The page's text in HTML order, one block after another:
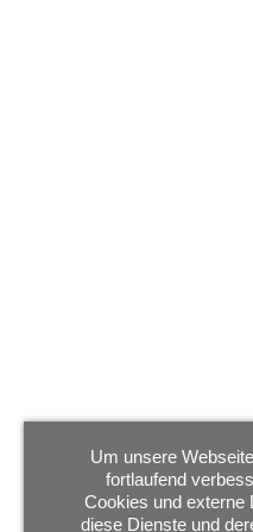
Um unsere
fortlaufend
Cookies und externe
diese Dienste und